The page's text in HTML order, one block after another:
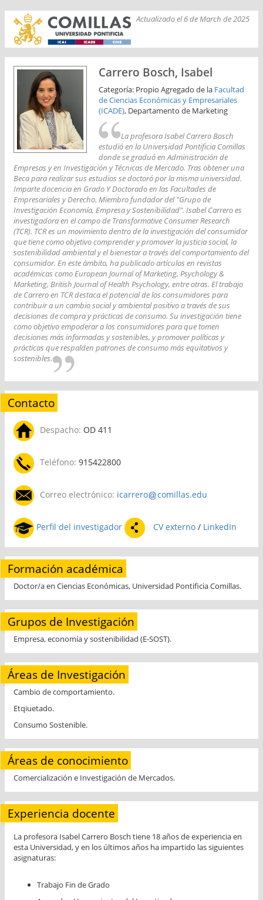
Actualizado el 6 de March de 2025
Carrero Bosch, Isabel
Categoría: Propio Agregado de la Facultad
de Ciencias Económicas y Empresariales
(ICADE), Departamento de Marketing
La profesora Isabel Carrero Bosch
estudió en la Universidad Pontificia Comillas
donde se graduó en Administración de
Empresas y en Investigación y Técnicas de Mercado. Tras obtener una
Beca para realizar sus estudios se doctoró por la misma universidad.
Imparte docencia en Grado Y Doctorado en las Facultades de
Empresariales y Derecho. Miembro fundador del "Grupo de
Investigación Economía, Empresa y Sostenibilidad". Isabel Carrero es
investigadora en el campo de Transformative Consumer Research
(TCR). TCR es un movimiento dentro de la investigación del consumidor
que tiene como objetivo comprender y promover la justicia social, la
sostenibilidad ambiental y el bienestar a través del comportamiento del
consumidor. En este ámbito, ha publicado artículos en revistas
académicas como European Journal of Marketing, Psychology &
Marketing, British Journal of Health Psychology, entre otras. El trabajo
de Carrero en TCR destaca el potencial de los consumidores para
contribuir a un cambio social y ambiental positivo a través de sus
decisiones de compra y prácticas de consumo. Su investigación tiene
como objetivo empoderar a los consumidores para que tomen
decisiones más informadas y sostenibles, y promover políticas y
prácticas que respalden patrones de consumo más equitativos y
sostenibles.
Contacto
Despacho: OD 411
Teléfono: 915422800
Correo electrónico: icarrero comillas.edu
Perfil del investigador CV externo / LinkedIn
Formación académica
Doctor/a en Ciencias Económicas, Universidad Pontificia Comillas.
Grupos de Investigación
Empresa, economía y sostenibilidad (E-SOST).
Áreas de Investigación
Cambio de comportamiento.
Etqiuetado.
Consumo Sostenible.
Áreas de conocimiento
Comercialización e Investigación de Mercados.
Experiencia docente
La profesora Isabel Carrero Bosch tiene 18 años de experiencia en
esta Universidad, y en los últimos años ha impartido las siguientes
asignaturas:
Trabajo Fin de Grado